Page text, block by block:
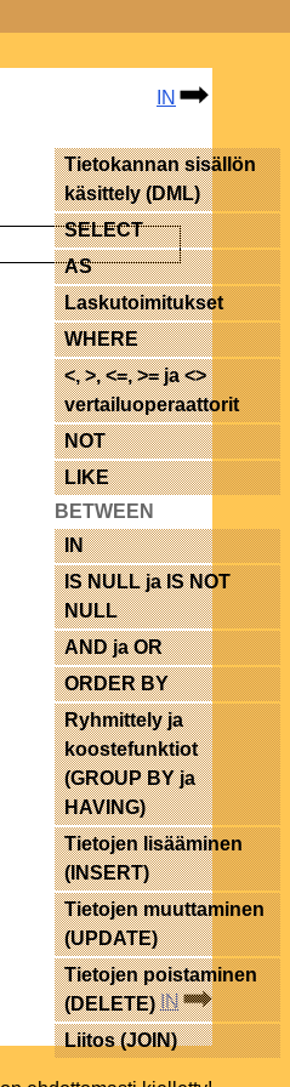
IN
Tietokannan sisällön
käsittely (DML)
SELECT
AS
Laskutoimitukset
WHERE
<, >, <=, >= ja <>
vertailuoperaattorit
NOT
LIKE
BETWEEN
IN
IS NULL ja IS NOT
NULL
AND ja OR
ORDER BY
Ryhmittely ja
koostefunktiot
(GROUP BY ja
HAVING)
Tietojen lisääminen
(INSERT)
Tietojen muuttaminen
(UPDATE)
Tietojen poistaminen
(DELETE)
Liitos (JOIN)
IN